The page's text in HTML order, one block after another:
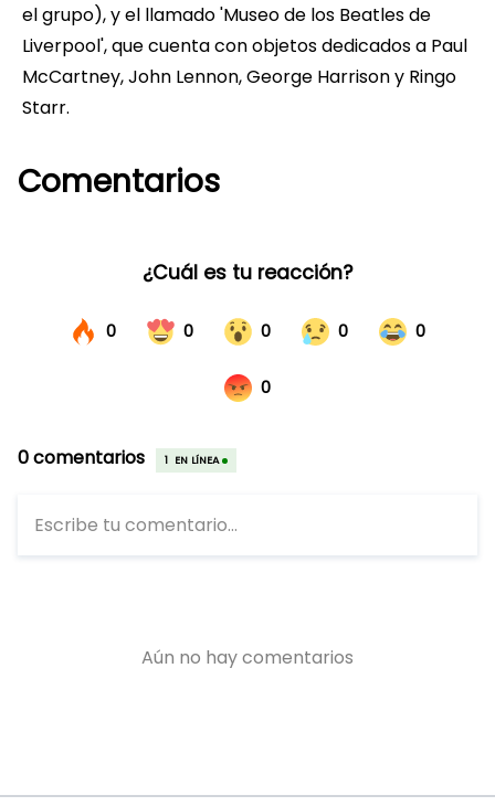
el grupo), y el llamado 'Museo de los Beatles de
Liverpool', que cuenta con objetos dedicados a Paul
McCartney, John Lennon, George Harrison y Ringo
Starr.
Comentarios